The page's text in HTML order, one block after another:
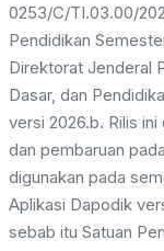
0253/C/TI.03.00/
Pendidikan
Direktorat Jenderal
Dasar, dan
versi 2026.b. Rilis
dan pembaruan
digunakan pada
Aplikasi Dapodik
sebab itu Satuan